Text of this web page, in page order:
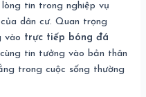
tin trong nghiệp vụ
dân cư. Quan trọng
vào trực tiếp bóng đá
tin tưởng vào bản thân
trong cuộc sống thường